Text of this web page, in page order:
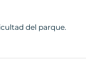
del parque.